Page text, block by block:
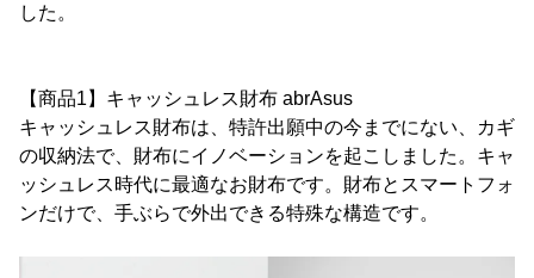
した。
【商品1】キャッシュレス財布 abrAsus
キャッシュレス財布は、特許出願中の今までにない、カギ
の収納法で、財布にイノベーションを起こしました。キャ
ッシュレス時代に最適なお財布です。財布とスマートフォ
ンだけで、手ぶらで外出できる特殊な構造です。